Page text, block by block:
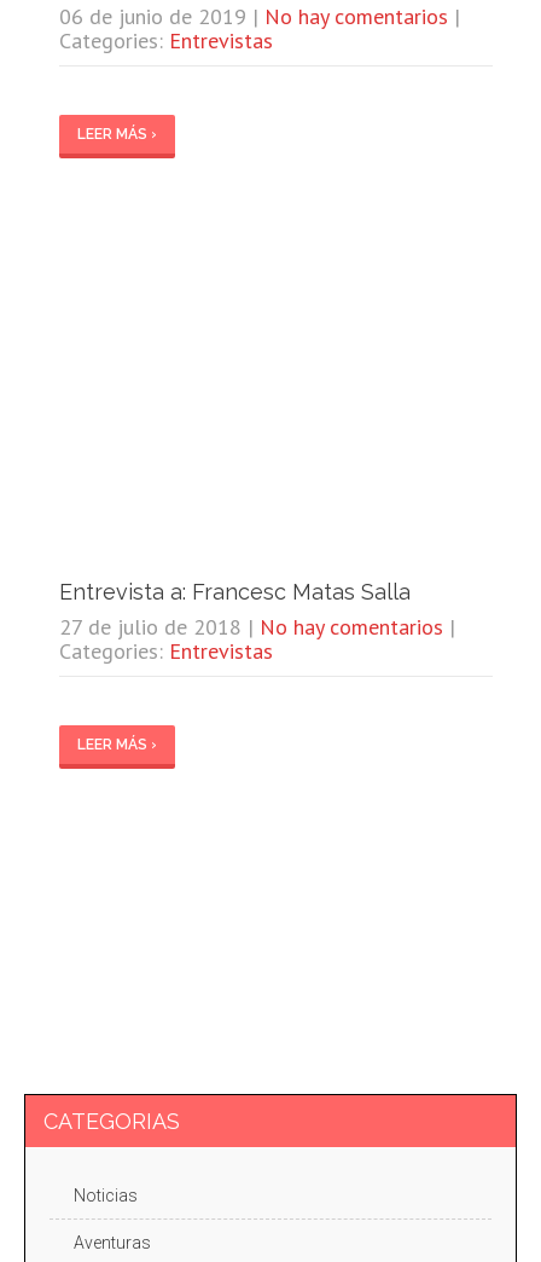
06 de junio de 2019 | No hay comentarios |
Categories: Entrevistas
LEER MÁS ›
Entrevista a: Francesc Matas Salla
27 de julio de 2018 | No hay comentarios |
Categories: Entrevistas
LEER MÁS ›
CATEGORIAS
Noticias
Aventuras